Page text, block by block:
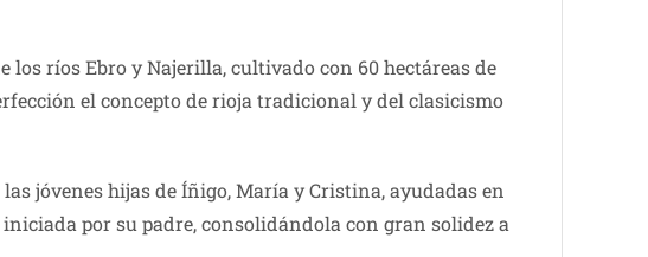
ríos Ebro y Najerilla, cultivado con 60 hectáreas de
el concepto de rioja tradicional y del clasicismo
jóvenes hijas de Íñigo, María y Cristina, ayudadas en
por su padre, consolidándola con gran solidez a